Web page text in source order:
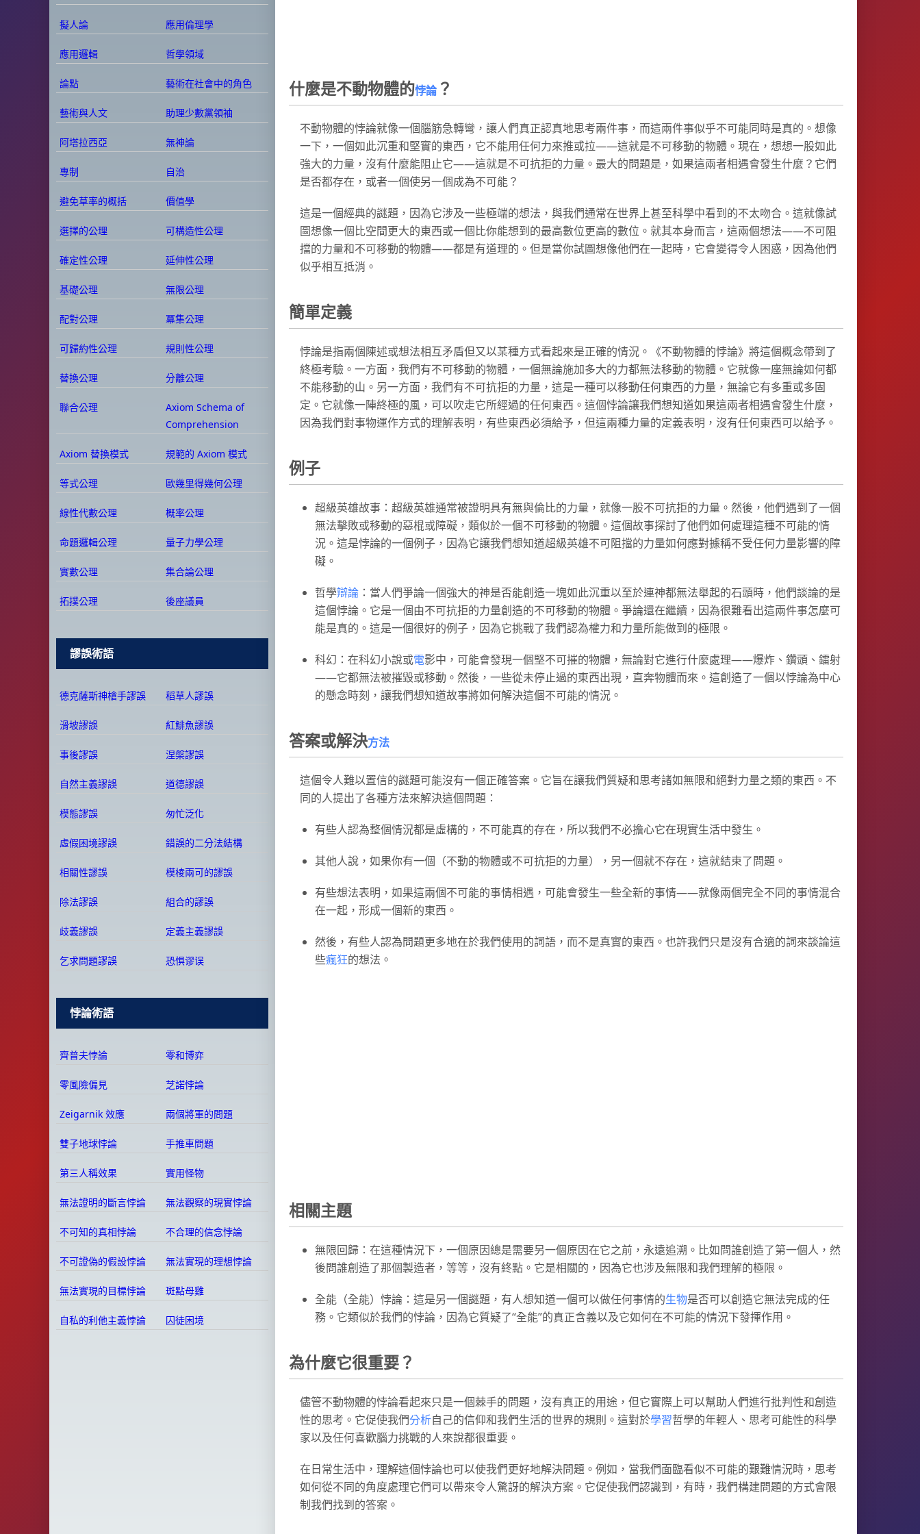
擬人論 應用倫理學
應用邏輯 哲學領域
論點 藝術在社會中的角色
藝術與人文 助理少數黨領袖
阿塔拉西亞 無神論
專制 自治
避免草率的概括 價值學
選擇的公理 可構造性公理
確定性公理 延伸性公理
基礎公理 無限公理
配對公理 冪集公理
可歸約性公理 規則性公理
替換公理 分離公理
聯合公理
Axiom Schema of
Comprehension
Axiom 替換模式 規範的 Axiom 模式
等式公理 歐幾里得幾何公理
線性代數公理 概率公理
命題邏輯公理 量子力學公理
實數公理 集合論公理
拓撲公理 後座議員
謬誤術語
德克薩斯神槍手謬誤 稻草人謬誤
滑坡謬誤 紅鯡魚謬誤
事後謬誤 涅槃謬誤
自然主義謬誤 道德謬誤
模態謬誤 匆忙泛化
虛假困境謬誤 錯誤的二分法結構
相關性謬誤 模棱兩可的謬誤
除法謬誤 組合的謬誤
歧義謬誤 定義主義謬誤
乞求問題謬誤 恐惧谬误
悖論術語
齊普夫悖論 零和博弈
零風險偏見 芝諾悖論
Zeigarnik 效應 兩個將軍的問題
雙子地球悖論 手推車問題
第三人稱效果 實用怪物
無法證明的斷言悖論 無法觀察的現實悖論
不可知的真相悖論 不合理的信念悖論
不可證偽的假設悖論 無法實現的理想悖論
無法實現的目標悖論 斑點母雞
自私的利他主義悖論 囚徒困境
什麼是不動物體的悖論 ？
不動物體的悖論就像一個腦筋急轉彎，讓人們真正認真地思考兩件事，而這兩件事似乎不可能同時是真的。想像
一下，一個如此沉重和堅實的東西，它不能用任何力來推或拉——這就是不可移動的物體。現在，想想一股如此
強大的力量，沒有什麼能阻止它——這就是不可抗拒的力量。最大的問題是，如果這兩者相遇會發生什麼？它們
是否都存在，或者一個使另一個成為不可能？
這是一個經典的謎題，因為它涉及一些極端的想法，與我們通常在世界上甚至科學中看到的不太吻合。這就像試
圖想像一個比空間更大的東西或一個比你能想到的最高數位更高的數位。就其本身而言，這兩個想法——不可阻
擋的力量和不可移動的物體——都是有道理的。但是當你試圖想像他們在一起時，它會變得令人困惑，因為他們
似乎相互抵消。
簡單定義
悖論是指兩個陳述或想法相互矛盾但又以某種方式看起來是正確的情況。《不動物體的悖論》將這個概念帶到了
終極考驗。一方面，我們有不可移動的物體，一個無論施加多大的力都無法移動的物體。它就像一座無論如何都
不能移動的山。另一方面，我們有不可抗拒的力量，這是一種可以移動任何東西的力量，無論它有多重或多固
定。它就像一陣終極的風，可以吹走它所經過的任何東西。這個悖論讓我們想知道如果這兩者相遇會發生什麼，
因為我們對事物運作方式的理解表明，有些東西必須給予，但這兩種力量的定義表明，沒有任何東西可以給予。
例子
超級英雄故事：超級英雄通常被證明具有無與倫比的力量，就像一股不可抗拒的力量。然後，他們遇到了一個
無法擊敗或移動的惡棍或障礙，類似於一個不可移動的物體。這個故事探討了他們如何處理這種不可能的情
況。這是悖論的一個例子，因為它讓我們想知道超級英雄不可阻擋的力量如何應對據稱不受任何力量影響的障
礙。
哲學辯論 ：當人們爭論一個強大的神是否能創造一塊如此沉重以至於連神都無法舉起的石頭時，他們談論的是
這個悖論。它是一個由不可抗拒的力量創造的不可移動的物體。爭論還在繼續，因為很難看出這兩件事怎麼可
能是真的。這是一個很好的例子，因為它挑戰了我們認為權力和力量所能做到的極限。
科幻：在科幻小說或電影中，可能會發現一個堅不可摧的物體，無論對它進行什麼處理——爆炸、鑽頭、鐳射
——它都無法被摧毀或移動。然後，一些從未停止過的東西出現，直奔物體而來。這創造了一個以悖論為中心
的懸念時刻，讓我們想知道故事將如何解決這個不可能的情況。
答案或解決方法
這個令人難以置信的謎題可能沒有一個正確答案。它旨在讓我們質疑和思考諸如無限和絕對力量之類的東西。不
同的人提出了各種方法來解決這個問題：
有些人認為整個情況都是虛構的，不可能真的存在，所以我們不必擔心它在現實生活中發生。
其他人說，如果你有一個（不動的物體或不可抗拒的力量），另一個就不存在，這就結束了問題。
有些想法表明，如果這兩個不可能的事情相遇，可能會發生一些全新的事情——就像兩個完全不同的事情混合
在一起，形成一個新的東西。
然後，有些人認為問題更多地在於我們使用的詞語，而不是真實的東西。也許我們只是沒有合適的詞來談論這
些瘋狂的想法。
相關主題
無限回歸：在這種情況下，一個原因總是需要另一個原因在它之前，永遠追溯。比如問誰創造了第一個人，然
後問誰創造了那個製造者，等等，沒有終點。它是相關的，因為它也涉及無限和我們理解的極限。
全能（全能）悖論：這是另一個謎題，有人想知道一個可以做任何事情的生物是否可以創造它無法完成的任
務。它類似於我們的悖論，因為它質疑了“全能”的真正含義以及它如何在不可能的情況下發揮作用。
為什麼它很重要？
儘管不動物體的悖論看起來只是一個棘手的問題，沒有真正的用途，但它實際上可以幫助人們進行批判性和創造
性的思考。它促使我們分析自己的信仰和我們生活的世界的規則。這對於學習哲學的年輕人、思考可能性的科學
家以及任何喜歡腦力挑戰的人來說都很重要。
在日常生活中，理解這個悖論也可以使我們更好地解決問題。例如，當我們面臨看似不可能的艱難情況時，思考
如何從不同的角度處理它們可以帶來令人驚訝的解決方案。它促使我們認識到，有時，我們構建問題的方式會限
制我們找到的答案。